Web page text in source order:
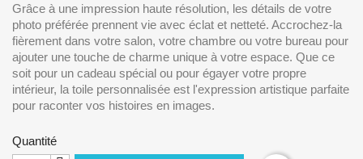
Grâce à une impression haute résolution, les détails de votre
photo préférée prennent vie avec éclat et netteté. Accrochez-la
fièrement dans votre salon, votre chambre ou votre bureau pour
ajouter une touche de charme unique à votre espace. Que ce
soit pour un cadeau spécial ou pour égayer votre propre
intérieur, la toile personnalisée est l'expression artistique parfaite
pour raconter vos histoires en images.
Quantité